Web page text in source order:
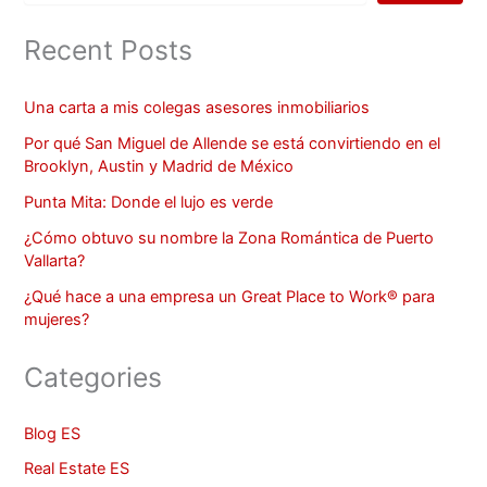
Recent Posts
Una carta a mis colegas asesores inmobiliarios
Por qué San Miguel de Allende se está convirtiendo en el
Brooklyn, Austin y Madrid de México
Punta Mita: Donde el lujo es verde
¿Cómo obtuvo su nombre la Zona Romántica de Puerto
Vallarta?
¿Qué hace a una empresa un Great Place to Work® para
mujeres?
Categories
Blog ES
Real Estate ES